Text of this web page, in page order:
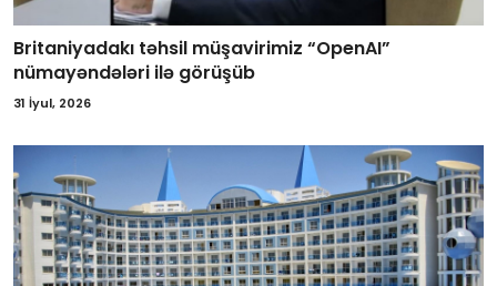
Britaniyadakı təhsil müşavirimiz “OpenAI”
nümayəndələri ilə görüşüb
31 İyul, 2026